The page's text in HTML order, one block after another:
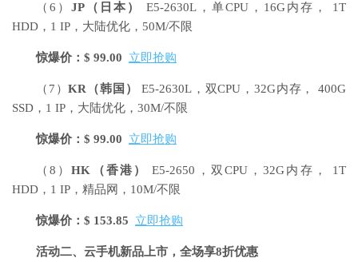
（6）JP （日本）
E5-2630L，单CPU，16G内存， 1T
HDD，1 IP，大陆优化，50M/不限
惊爆价：$ 99.00 立即抢购
（7）KR （韩国）
E5-2630L，双CPU，32G内存， 400G
SSD，1 IP，大陆优化，30M/不限
惊爆价：$ 99.00 立即抢购
（8）HK （香港）
E5-2650，双CPU，32G内存， 1T
HDD，1 IP，精品网，10M/不限
惊爆价：$ 153.85 立即抢购
活动二、云手机新品上市，全场享8折优惠